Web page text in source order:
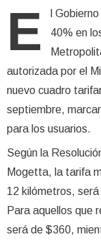
E
l
40% en
autorizada por el
nuevo cuadro
septiembre,
para los usuarios.
Según la
Mogetta, la tarifa
12 kilómetros,
Para aquellos que
será de $360,